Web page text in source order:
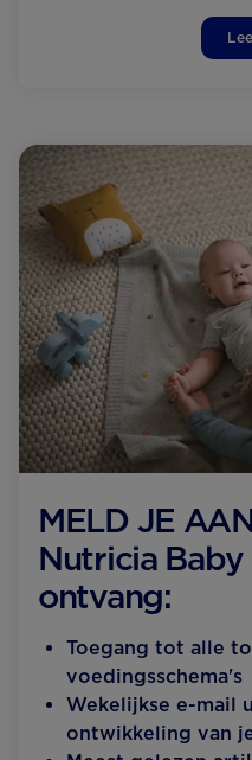
MELD JE
Nutricia Baby
ontvang:
Toegang tot alle
voedingsschema's
Wekelijkse e-mail
ontwikkeling van